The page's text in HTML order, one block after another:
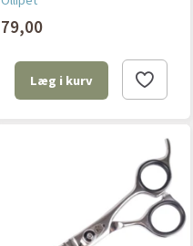
79,00
Læg i kurv